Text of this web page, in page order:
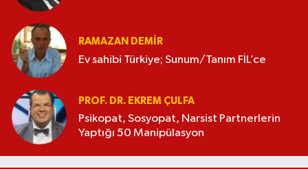
RAMAZAN DEMİR
Ev sahibi Türkiye; Sunum/Tanım FİL’ce
PROF. DR. EKREM ÇULFA
Psikopat, Sosyopat, Narsist Partnerlerin
Yaptığı 50 Manipülasyon